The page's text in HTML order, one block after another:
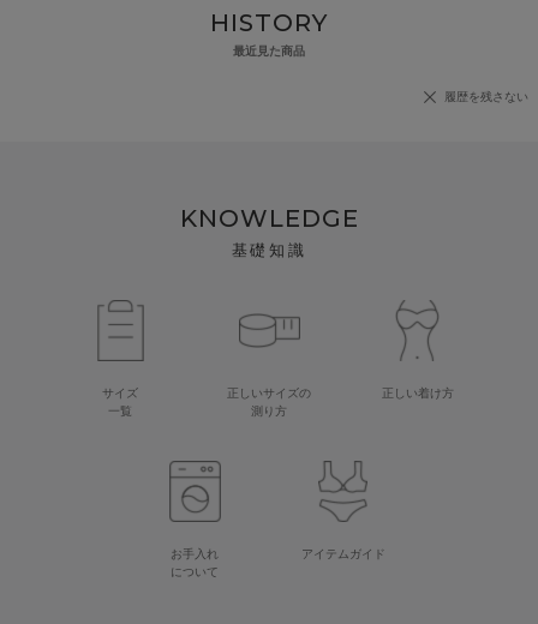
HISTORY
最近見た商品
履歴を残さない
KNOWLEDGE
基礎知識
サイズ
一覧
正しいサイズの
測り方
正しい着け方
お手入れ
について
アイテムガイド